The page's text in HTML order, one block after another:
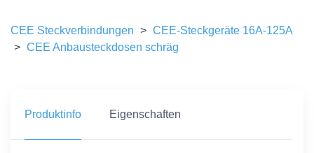
CEE Steckverbindungen > CEE-Steckgeräte 16A-125A
> CEE Anbausteckdosen schräg
Produktinfo Eigenschaften